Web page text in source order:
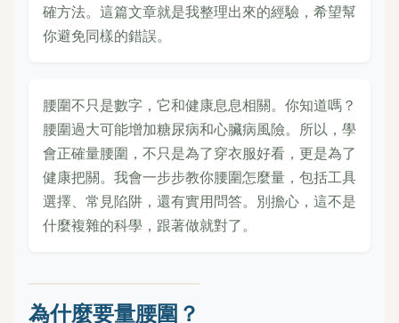
確方法。這篇文章就是我整理出來的經驗，希望幫
你避免同樣的錯誤。
腰圍不只是數字，它和健康息息相關。你知道嗎？
腰圍過大可能增加糖尿病和心臟病風險。所以，學
會正確量腰圍，不只是為了穿衣服好看，更是為了
健康把關。我會一步步教你腰圍怎麼量，包括工具
選擇、常見陷阱，還有實用問答。別擔心，這不是
什麼複雜的科學，跟著做就對了。
為什麼要量腰圍？